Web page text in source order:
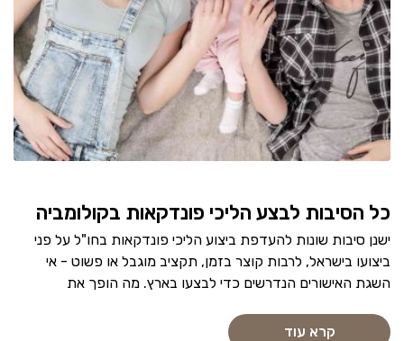
כל הסיבות לבצע הליכי פונדקאות בקולומביה
ישנן סיבות שונות להעדפת ביצוע הליכי פונדקאות בחו"ל על פני
ביצועו בישראל, לרבות קוצר בזמן, תקציב מוגבל או פשוט - אי
השגת האישורים הנדרשים כדי לבצעו בארץ. מה הופך את
קרא עוד